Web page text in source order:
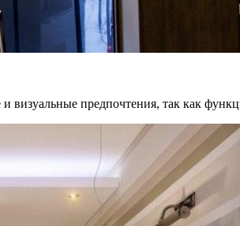
визуальные предпочтения, так как